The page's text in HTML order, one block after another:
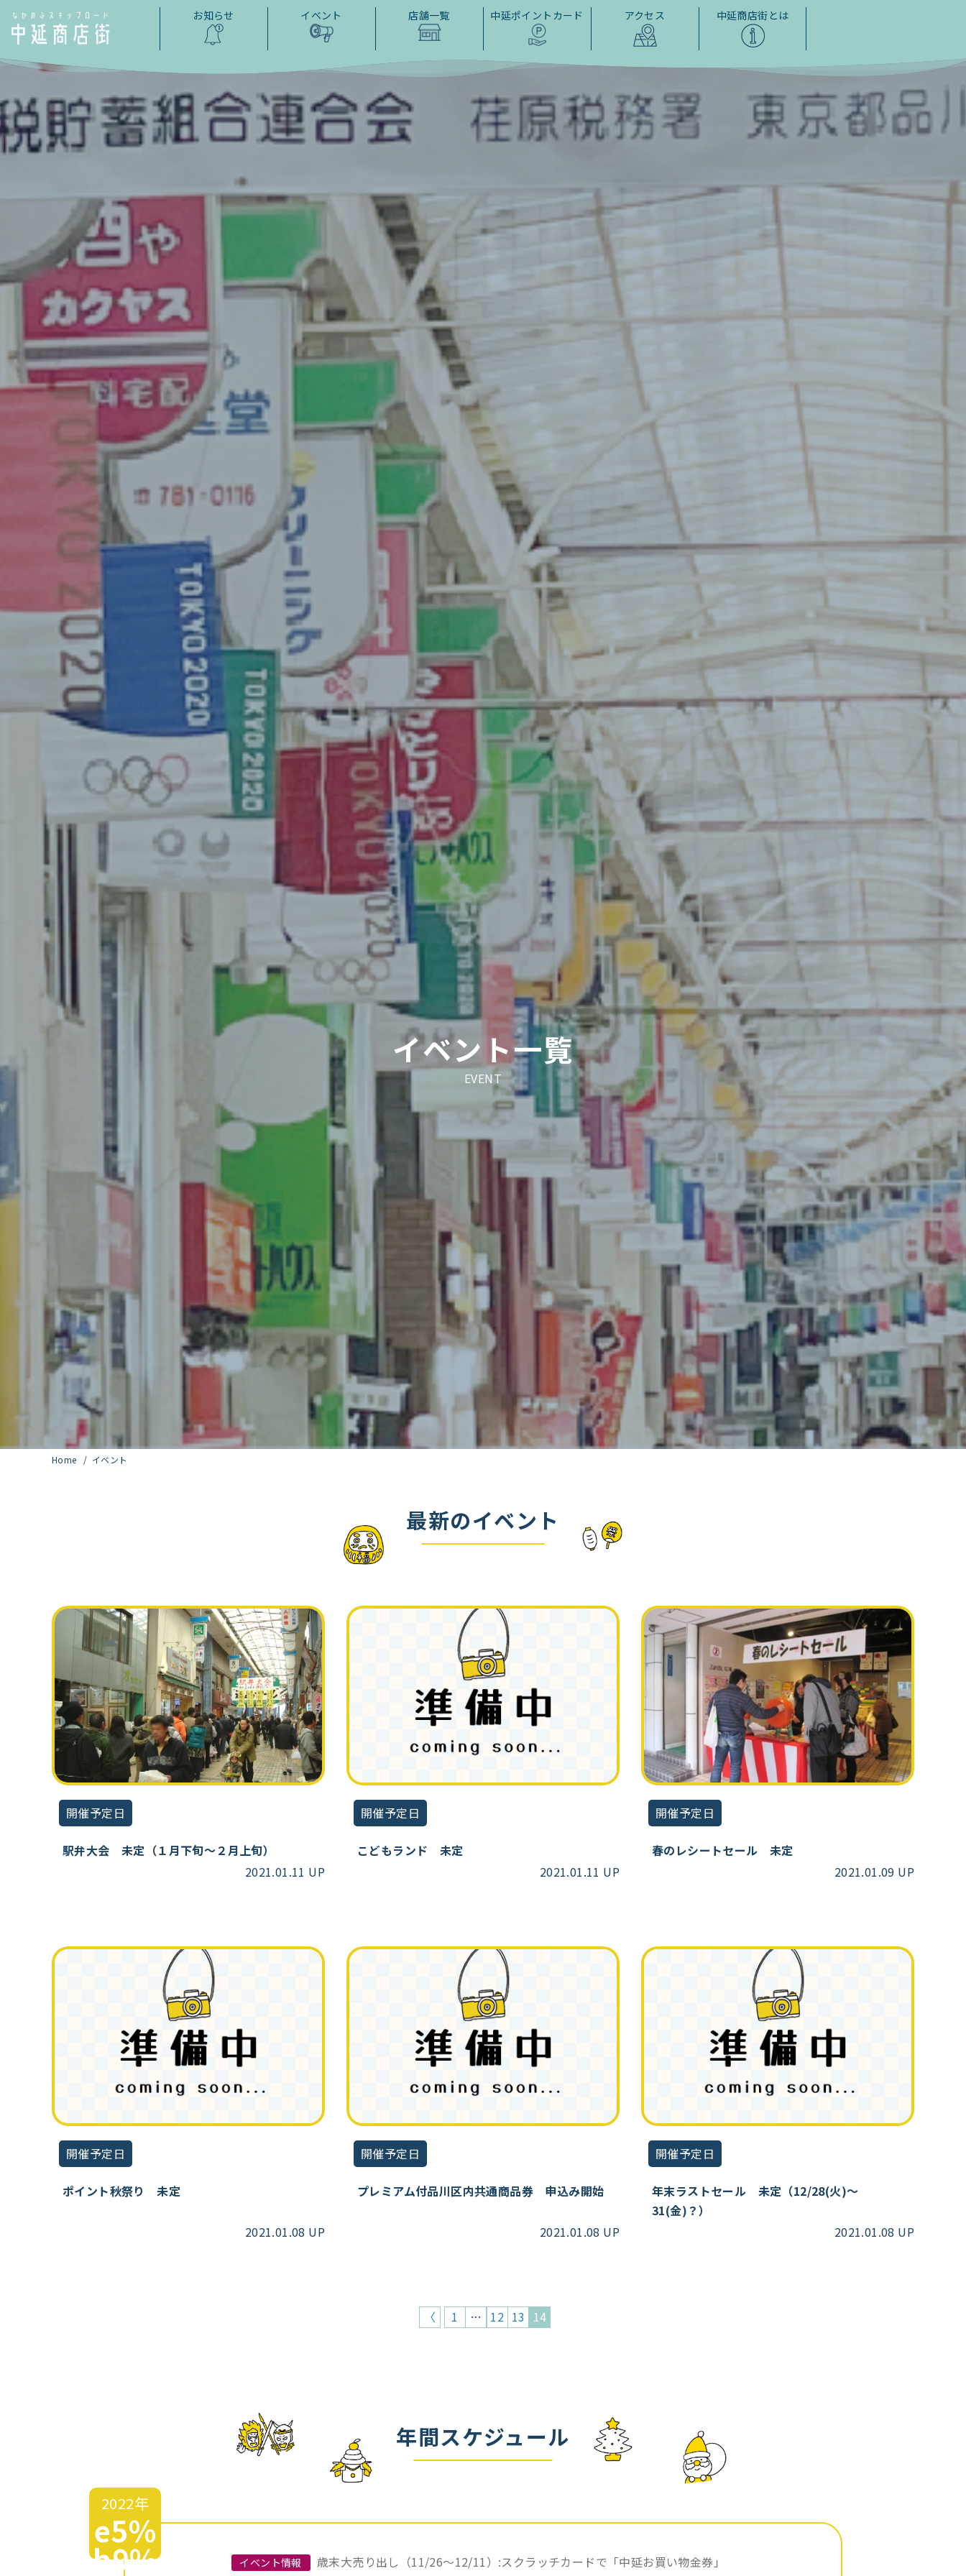
お知らせ イベント 店舗一覧 中延ポイントカード アクセス 中延商店街とは
イベント一覧
EVENT
Home イベント
最新のイベント
開催予定日
駅弁大会 未定（１月下旬～２月上旬）
2021.01.11 UP
開催予定日
こどもランド 未定
2021.01.11 UP
開催予定日
春のレシートセール 未定
2021.01.09 UP
開催予定日
ポイント秋祭り 未定
2021.01.08 UP
開催予定日
プレミアム付品川区内共通商品券 申込み開始
2021.01.08 UP
開催予定日
年末ラストセール 未定（12/28(火)～
31(金)？）
2021.01.08 UP
〈 1 … 12 13 14
年間スケジュール
2022年
e5%
b9% イベント情報
歳末大売り出し（11/26〜12/11）:スクラッチカードで「中延お買い物金券」